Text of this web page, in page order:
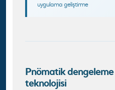
uygulama geliştirme
Pnömatik dengeleme
teknolojisi